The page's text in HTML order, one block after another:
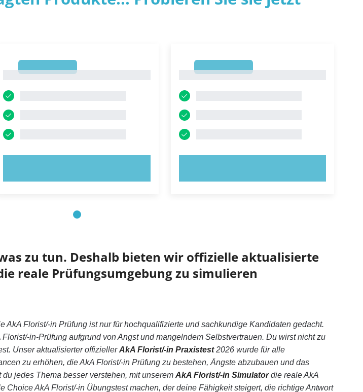
zu tun. Deshalb bieten wir offizielle aktualisierte
reale Prüfungsumgebung zu simulieren
AkA Florist/-in Prüfung ist nur für hochqualifizierte und sachkundige Kandidaten gedacht.
in-Prüfung aufgrund von Angst und mangelndem Selbstvertrauen. Du wirst nicht zu
Unser aktualisierter offiziellerAkA Florist/-in Praxistest2026 wurde für alle
zu erhöhen, die AkA Florist/-in Prüfung zu bestehen, Ängste abzubauen und das
jedes Thema besser verstehen, mit unserem AkA Florist/-in Simulatordie reale AkA
Choice AkA Florist/-in Übungstest machen, der deine Fähigkeit steigert, die richtige Antwort